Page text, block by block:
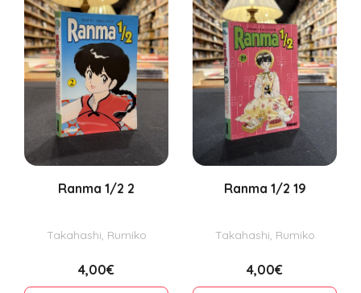
Ranma 1/2 2
Takahashi, Rumiko
4,00€
Ranma 1/2 19
Takahashi, Rumiko
4,00€